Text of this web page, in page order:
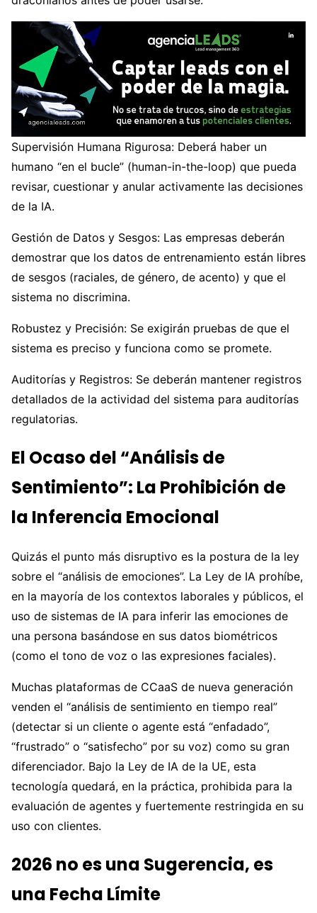
Supervisión Humana Rigurosa: Deberá haber un
humano “en el bucle” (human-in-the-loop) que pueda
revisar, cuestionar y anular activamente las decisiones
de la IA.
Gestión de Datos y Sesgos: Las empresas deberán
demostrar que los datos de entrenamiento están libres
de sesgos (raciales, de género, de acento) y que el
sistema no discrimina.
Robustez y Precisión: Se exigirán pruebas de que el
sistema es preciso y funciona como se promete.
Auditorías y Registros: Se deberán mantener registros
detallados de la actividad del sistema para auditorías
regulatorias.
El Ocaso del “Análisis de
Sentimiento”: La Prohibición de
la Inferencia Emocional
Quizás el punto más disruptivo es la postura de la ley
sobre el “análisis de emociones”. La Ley de IA prohíbe,
en la mayoría de los contextos laborales y públicos, el
uso de sistemas de IA para inferir las emociones de
una persona basándose en sus datos biométricos
(como el tono de voz o las expresiones faciales).
Muchas plataformas de CCaaS de nueva generación
venden el “análisis de sentimiento en tiempo real”
(detectar si un cliente o agente está “enfadado”,
“frustrado” o “satisfecho” por su voz) como su gran
diferenciador. Bajo la Ley de IA de la UE, esta
tecnología quedará, en la práctica, prohibida para la
evaluación de agentes y fuertemente restringida en su
uso con clientes.
2026 no es una Sugerencia, es
una Fecha Límite